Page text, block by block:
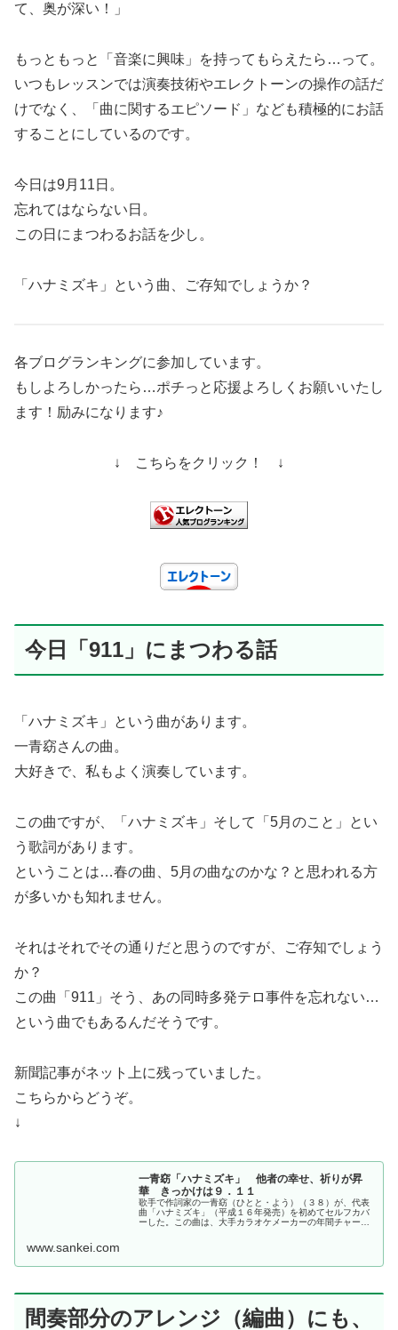
て、奥が深い！」
もっともっと「音楽に興味」を持ってもらえたら…って。
いつもレッスンでは演奏技術やエレクトーンの操作の話だ
けでなく、「曲に関するエピソード」なども積極的にお話
することにしているのです。
今日は9月11日。
忘れてはならない日。
この日にまつわるお話を少し。
「ハナミズキ」という曲、ご存知でしょうか？
各ブログランキングに参加しています。
もしよろしかったら…ポチっと応援よろしくお願いいたし
ます！励みになります♪
↓ こちらをクリック！ ↓
今日「911」にまつわる話
「ハナミズキ」という曲があります。
一青窈さんの曲。
大好きで、私もよく演奏しています。
この曲ですが、「ハナミズキ」そして「5月のこと」とい
う歌詞があります。
ということは…春の曲、5月の曲なのかな？と思われる方
が多いかも知れません。
それはそれでその通りだと思うのですが、ご存知でしょう
か？
この曲「911」そう、あの同時多発テロ事件を忘れない…
という曲でもあるんだそうです。
新聞記事がネット上に残っていました。
こちらからどうぞ。
↓
一青窈「ハナミズキ」 他者の幸せ、祈りが昇
華 きっかけは９．１１
歌手で作詞家の一青窈（ひとと・よう）（３８）が、代表
曲「ハナミズキ」（平成１６年発売）を初めてセルフカバ
ーした。この曲は、大手カラオケメーカーの年間チャート
www.sankei.com
間奏部分のアレンジ（編曲）にも、